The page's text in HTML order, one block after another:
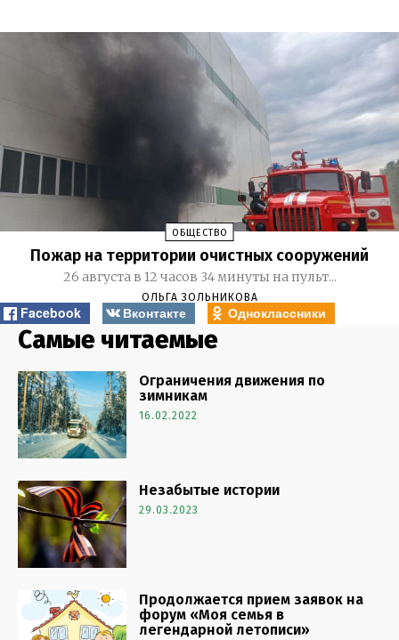
ОБЩЕСТВО
Пожар на территории очистных сооружений
26 августа в 12 часов 34 минуты на пульт...
ОЛЬГА ЗОЛЬНИКОВА
Facebook Вконтакте Одноклассники
Самые читаемые
Ограничения движения по
зимникам
16.02.2022
Незабытые истории
29.03.2023
Продолжается прием заявок на
форум «Моя семья в
легендарной летописи»